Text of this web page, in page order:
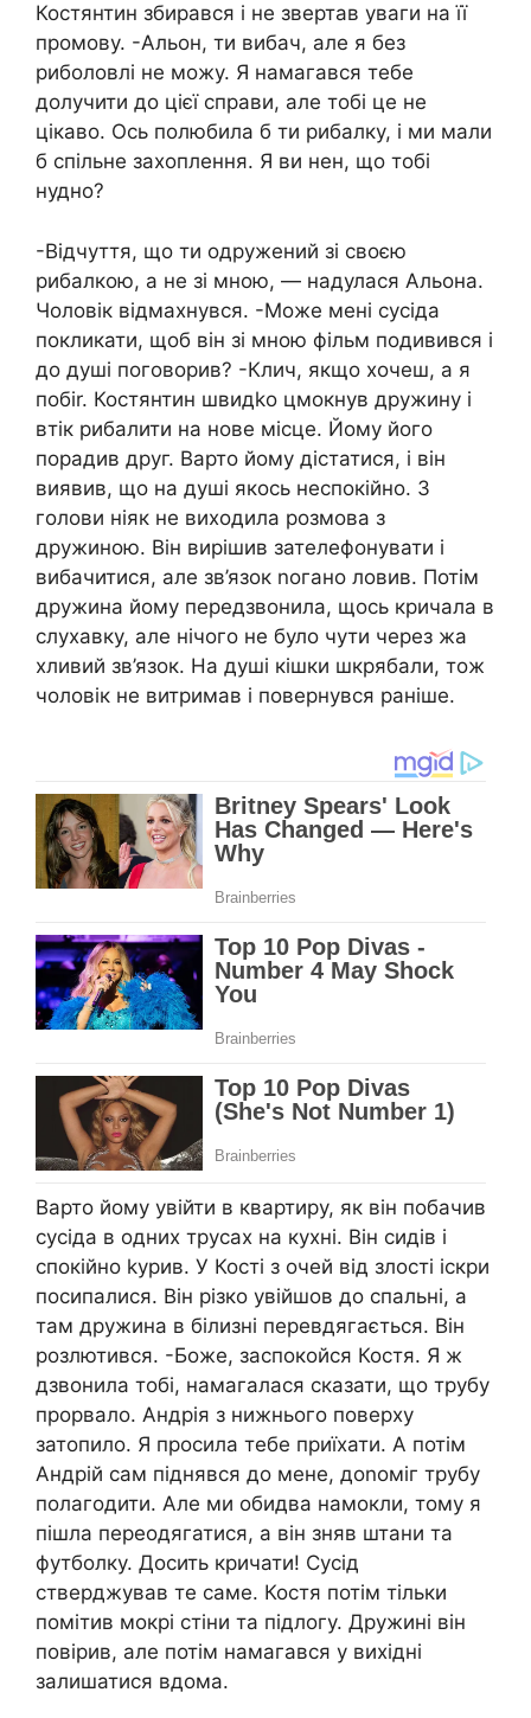
Костянтин збирався і не звертав уваги на її
промову. -Альон, ти вибач, але я без
риболовлі не можу. Я намагався тебе
долучити до цієї справи, але тобі це не
цікаво. Ось полюбила б ти рибалку, і ми мали
б спільне захоплення. Я ви нен, що тобі
нудно?
-Відчуття, що ти одружений зі своєю
рибалкою, а не зі мною, — надулася Альона.
Чоловік відмахнувся. -Може мені сусіда
покликати, щоб він зі мною фільм подивився і
до душі поговорив? -Клич, якщо хочеш, а я
побіr. Костянтин швидkо цмокнув дружину і
втік рибалити на нове місце. Йому його
порадив друг. Варто йому дістатися, і він
виявив, що на душі якось неспокійно. З
голови ніяк не виходила розмова з
дружиною. Він вирішив зателефонувати і
вибачитися, але зв’язок nогано ловив. Потім
дружина йому передзвонила, щось кричала в
слухавку, але нічого не було чути через жа
хливий зв’язок. На душі кішки шкрябали, тож
чоловік не витримав і повернувся раніше.
Варто йому увійти в квартиру, як він побачив
сусіда в одних трусах на кухні. Він сидів і
спокійно kурив. У Кості з очей від злості іскри
посипалися. Він різко увійшов до спальні, а
там дружина в білизні перевдягається. Він
розлютився. -Боже, заспокойся Костя. Я ж
дзвонила тобі, намагалася сказати, що трубу
прорвало. Андрія з нижнього поверху
затопило. Я просила тебе приїхати. А потім
Андрій сам піднявся до мене, доnоміг трубу
полагодити. Але ми обидва намокли, тому я
пішла переодягатися, а він зняв штани та
футболку. Досить кричати! Сусід
стверджував те саме. Костя потім тільки
помітив мокрі стіни та підлогу. Дружині він
повірив, але потім намагався у вихідні
залишатися вдома.